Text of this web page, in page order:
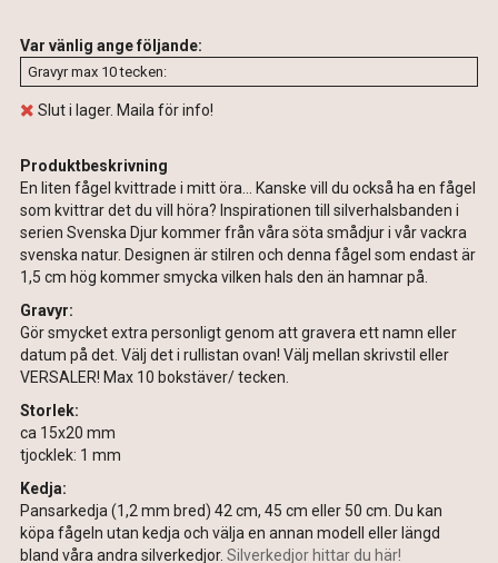
Var vänlig ange följande:
Slut i lager. Maila för info!
Produktbeskrivning
En liten fågel kvittrade i mitt öra... Kanske vill du också ha en fågel
som kvittrar det du vill höra? Inspirationen till silverhalsbanden i
serien Svenska Djur kommer från våra söta smådjur i vår vackra
svenska natur. Designen är stilren och denna fågel som endast är
1,5 cm hög kommer smycka vilken hals den än hamnar på.
Gravyr:
Gör smycket extra personligt genom att gravera ett namn eller
datum på det. Välj det i rullistan ovan! Välj mellan skrivstil eller
VERSALER! Max 10 bokstäver/ tecken.
Storlek:
ca 15x20 mm
tjocklek: 1 mm
Kedja:
Pansarkedja (1,2 mm bred) 42 cm, 45 cm eller 50 cm. Du kan
köpa fågeln utan kedja och välja en annan modell eller längd
bland våra andra silverkedjor. Silverkedjor hittar du här!